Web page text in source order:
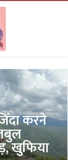
करने
खुफिया